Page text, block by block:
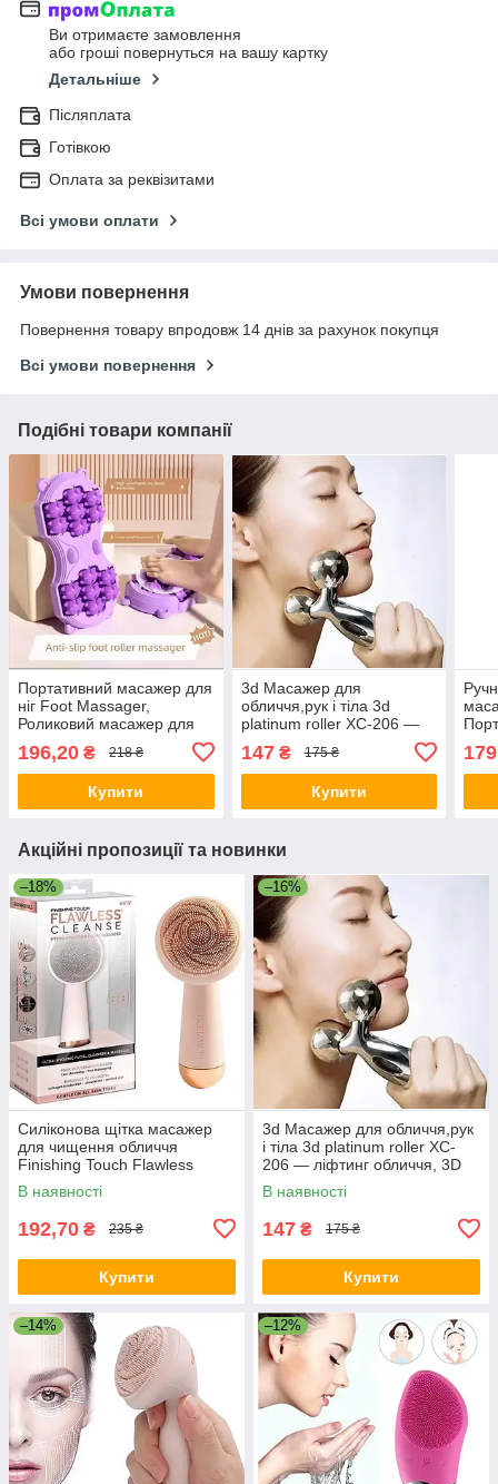
Ви отримаєте замовлення
або гроші повернуться на вашу картку
Детальніше
Післяплата
Готівкою
Оплата за реквізитами
Всі умови оплати
Умови повернення
Повернення товару впродовж 14 днів за рахунок покупця
Всі умови повернення
Подібні товари компанії
Портативний масажер для
ніг Foot Massager,
Роликовий масажер для
Рефлексологія
196,20 ₴ 218 ₴
Купити
3d Масажер для
обличчя,рук і тіла 3d
platinum roller XC-206 —
massager
147₴ 175 ₴
Купити
Акційні пропозиції та новинки
–18%
Силіконова щітка масажер
для чищення обличчя
Finishing Touch Flawless
Cleanse, Масажер для
обличчя
В наявності
192,70 ₴ 235 ₴
Купити
–16%
3d Масажер для обличчя,рук
і тіла 3d platinum roller XC-
206 — ліфтинг обличчя, 3D
massager
В наявності
147 ₴ 175 ₴
Купити
–14% –12%